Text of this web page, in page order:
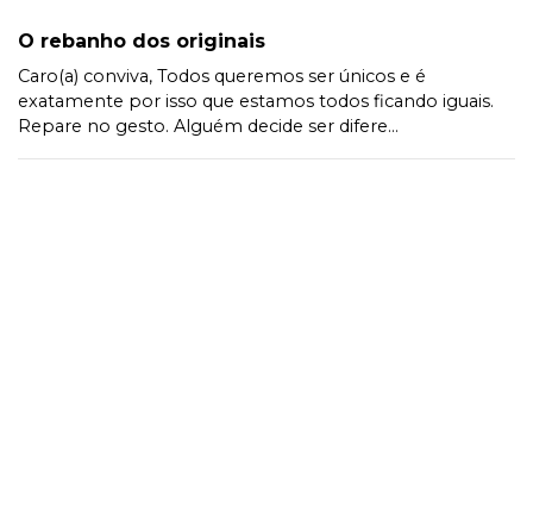
O rebanho dos originais
Caro(a) conviva, Todos queremos ser únicos e é
exatamente por isso que estamos todos ficando iguais.
Repare no gesto. Alguém decide ser difere...